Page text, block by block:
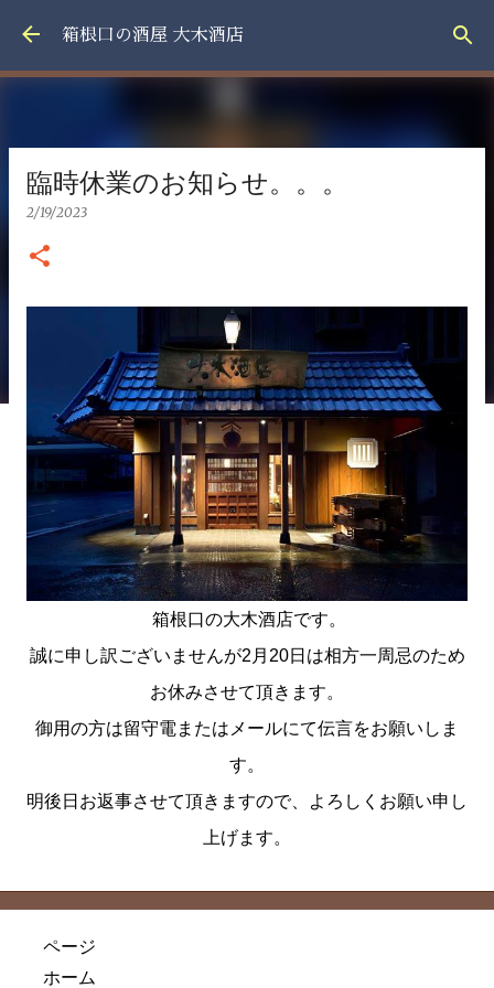
スキップしてメイン コンテンツに移動
箱根口の酒屋 大木酒店
臨時休業のお知らせ。。。
2/19/2023
箱根口の大木酒店です。
誠に申し訳ございませんが2月20日は相方一周忌のため
お休みさせて頂きます。
御用の方は留守電またはメールにて伝言をお願いしま
す。
明後日お返事させて頂きますので、よろしくお願い申し
上げます。
ページ
ホーム